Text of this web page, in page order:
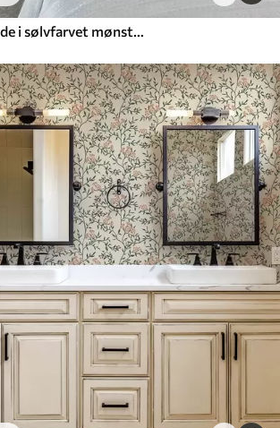
Grafiske ahornblade i sølvfarvet mønster på grå baggrund